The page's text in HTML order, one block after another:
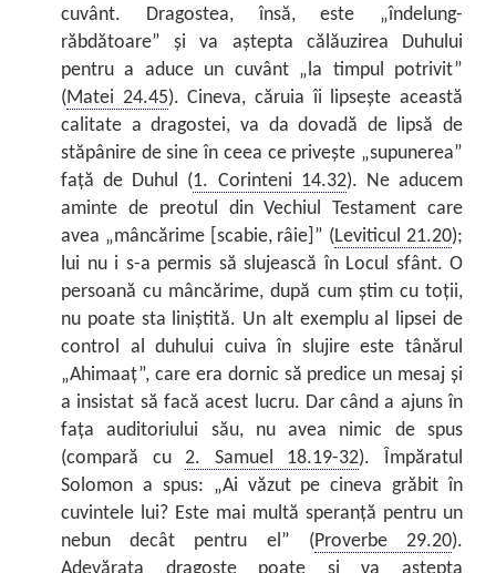
cuvânt. Dragostea, însă, este „îndelung-
răbdătoare” și va aștepta călăuzirea Duhului
pentru a aduce un cuvânt „la timpul potrivit”
(Matei 24.45). Cineva, căruia îi lipsește această
calitate a dragostei, va da dovadă de lipsă de
stăpânire de sine în ceea ce privește „supunerea”
față de Duhul (1. Corinteni 14.32). Ne aducem
aminte de preotul din Vechiul Testament care
avea „mâncărime [scabie, râie]” (Leviticul 21.20);
lui nu i s-a permis să slujească în Locul sfânt. O
persoană cu mâncărime, după cum știm cu toții,
nu poate sta liniștită. Un alt exemplu al lipsei de
control al duhului cuiva în slujire este tânărul
„Ahimaaț”, care era dornic să predice un mesaj și
a insistat să facă acest lucru. Dar când a ajuns în
fața auditoriului său, nu avea nimic de spus
(compară cu2. Samuel 18.19-32). Împăratul
Solomon a spus: „Ai văzut pe cineva grăbit în
cuvintele lui? Este mai multă speranță pentru un
nebun decât pentru el” (Proverbe 29.20).